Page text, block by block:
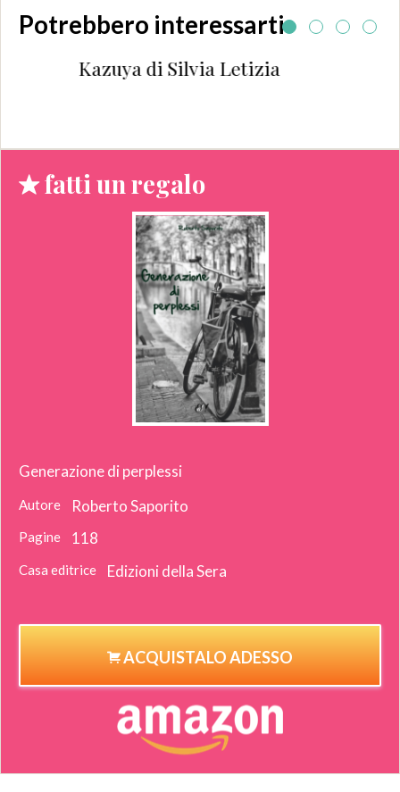
Potrebbero interessarti
Kazuya di Silvia Letizia
fatti un regalo
Generazione di perplessi
Autore Roberto Saporito
Pagine 118
Casa editrice Edizioni della Sera
ACQUISTALO ADESSO